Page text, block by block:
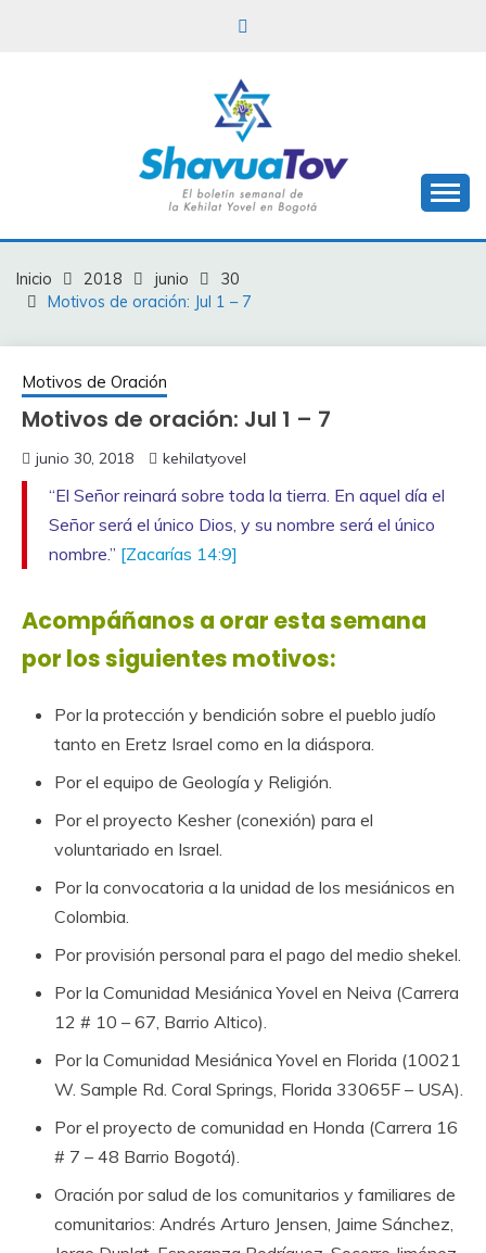
BOLETÍN SHAVUA
TOV
Inicio 2018 junio
30
Motivos de oración: Jul 1 – 7
Motivos de Oración
Motivos de oración: Jul 1 – 7
junio 30, 2018 kehilatyovel
“El Señor reinará sobre toda la tierra. En aquel día el
Señor será el único Dios, y su nombre será el único
nombre.” [Zacarías 14:9]
Acompáñanos a orar esta semana
por los siguientes motivos:
Por la protección y bendición sobre el pueblo judío
tanto en Eretz Israel como en la diáspora.
Por el equipo de Geología y Religión.
Por el proyecto Kesher (conexión) para el
voluntariado en Israel.
Por la convocatoria a la unidad de los mesiánicos en
Colombia.
Por provisión personal para el pago del medio shekel.
Por la Comunidad Mesiánica Yovel en Neiva (Carrera
12 # 10 – 67, Barrio Altico).
Por la Comunidad Mesiánica Yovel en Florida (10021
W. Sample Rd. Coral Springs, Florida 33065F – USA).
Por el proyecto de comunidad en Honda (Carrera 16
# 7 – 48 Barrio Bogotá).
Oración por salud de los comunitarios y familiares de
comunitarios: Andrés Arturo Jensen, Jaime Sánchez,